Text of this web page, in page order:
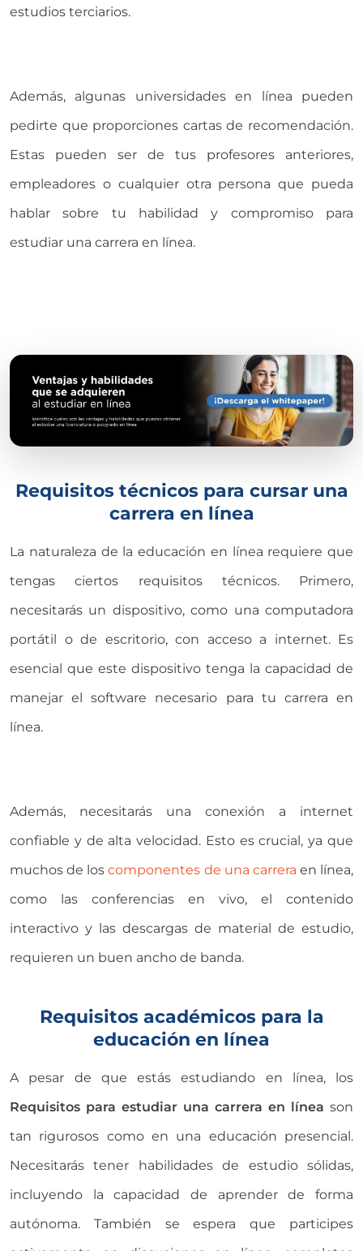
estudios terciarios.
Además, algunas universidades en línea pueden
pedirte que proporciones cartas de recomendación.
Estas pueden ser de tus profesores anteriores,
empleadores o cualquier otra persona que pueda
hablar sobre tu habilidad y compromiso para
estudiar una carrera en línea.
Requisitos técnicos para cursar una
carrera en línea
La naturaleza de la educación en línea requiere que
tengas ciertos requisitos técnicos. Primero,
necesitarás un dispositivo, como una computadora
portátil o de escritorio, con acceso a internet. Es
esencial que este dispositivo tenga la capacidad de
manejar el software necesario para tu carrera en
línea.
Además, necesitarás una conexión a internet
confiable y de alta velocidad. Esto es crucial, ya que
muchos de loscomponentes de una carrera en línea,
como las conferencias en vivo, el contenido
interactivo y las descargas de material de estudio,
requieren un buen ancho de banda.
Requisitos académicos para la
educación en línea
A pesar de que estás estudiando en línea, los
Requisitos para estudiar una carrera en línea son
tan rigurosos como en una educación presencial.
Necesitarás tener habilidades de estudio sólidas,
incluyendo la capacidad de aprender de forma
autónoma. También se espera que participes